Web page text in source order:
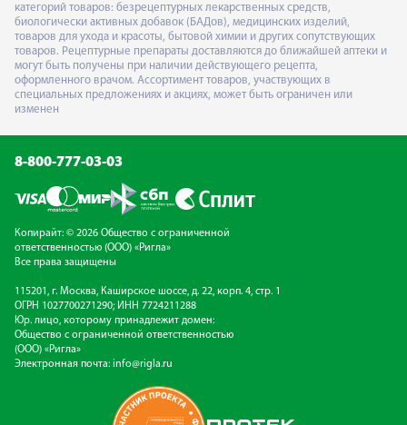
категорий товаров: безрецептурных лекарственных средств,
биологически активных добавок (БАДов), медицинских изделий,
товаров для ухода и красоты, бытовой химии и других сопутствующих
товаров. Рецептурные препараты доставляются до ближайшей аптеки и
могут быть получены при наличии действующего рецепта,
оформленного врачом. Ассортимент товаров, участвующих в
специальных предложениях и акциях, может быть ограничен или
изменен
8-800-777-03-03
Копирайт: © 2026 Общество с ограниченной
ответственностью (ООО) «Ригла»
Все права защищены
115201, г. Москва, Каширское шоссе, д. 22, корп. 4, стр. 1
ОГРН 1027700271290; ИНН 7724211288
Юр. лицо, которому принадлежит домен:
Общество с ограниченной ответственностью
(ООО) «Ригла»
Электронная почта: info@rigla.ru